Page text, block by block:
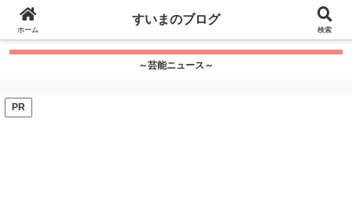
google.com, pub-7115624674097404, DIRECT,
f08c47fec0942fa0
～芸能ニュース～
PR
ホーム
すいまのブログ
検索